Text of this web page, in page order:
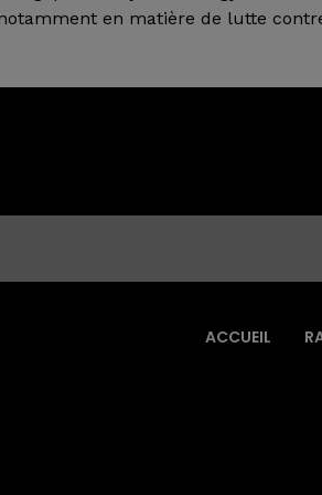
en matière de lutte
ACCUEIL